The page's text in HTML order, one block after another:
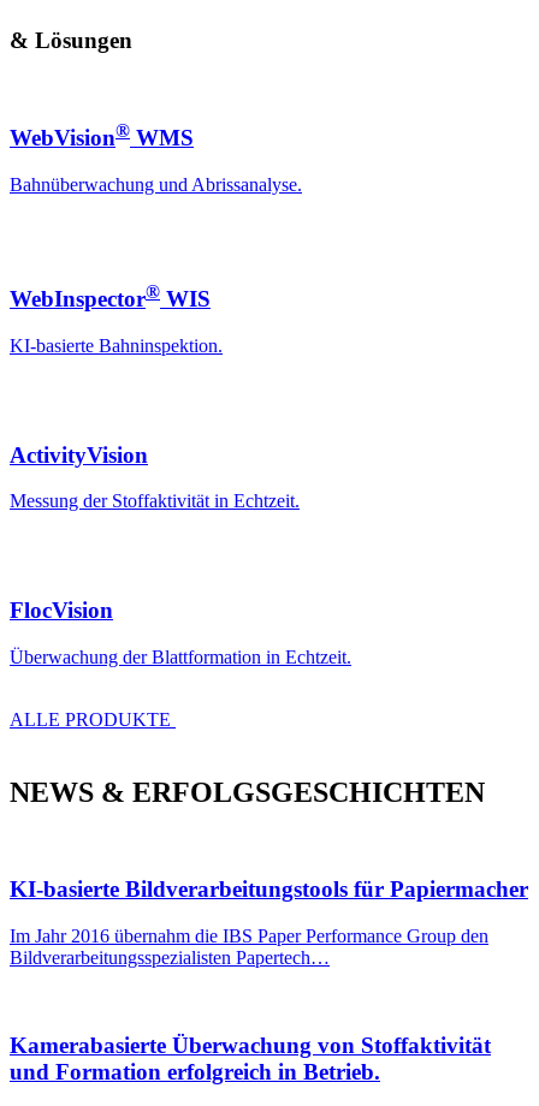
& Lösungen
WebVision® WMS
Bahnüberwachung und Abrissanalyse.
WebInspector® WIS
KI-basierte Bahninspektion.
ActivityVision
Messung der Stoffaktivität in Echtzeit.
FlocVision
Überwachung der Blattformation in Echtzeit.
ALLE PRODUKTE
NEWS & ERFOLGSGESCHICHTEN
KI-basierte Bildverarbeitungstools für Papiermacher
Im Jahr 2016 übernahm die IBS Paper Performance Group den
Bildverarbeitungsspezialisten Papertech…
Kamerabasierte Überwachung von Stoffaktivität
und Formation erfolgreich in Betrieb.